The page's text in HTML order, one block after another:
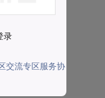
录
交流专区服务协